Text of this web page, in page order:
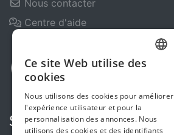
Nous contacter
Centre d'aide
Suivez-nous
Ce site Web utilise des
cookies
Nous utilisons des cookies pour améliorer
l'expérience utilisateur et pour la
personnalisation des annonces. Nous
utilisons des cookies et des identifiants